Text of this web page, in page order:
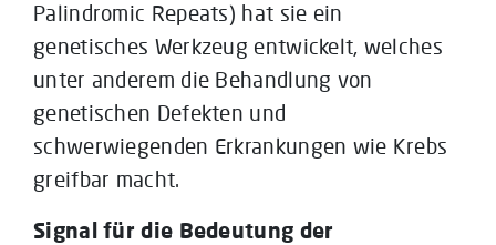
Palindromic Repeats) hat sie ein
genetisches Werkzeug entwickelt, welches
unter anderem die Behandlung von
genetischen Defekten und
schwerwiegenden Erkrankungen wie Krebs
greifbar macht.
Signal für die Bedeutung der